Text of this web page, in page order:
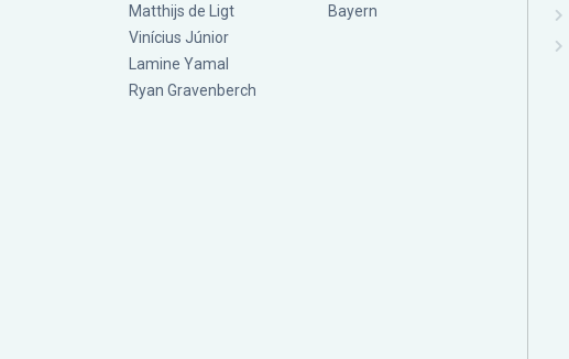
Matthijs de Ligt
Vinícius Júnior
Lamine Yamal
Ryan Gravenberch
Bayern